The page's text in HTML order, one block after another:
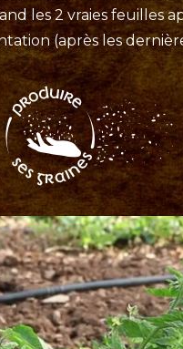
les 2 vraies feuilles
(après les